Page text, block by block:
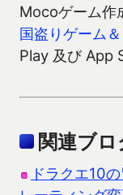
Mocoゲーム作
国盗りゲーム
Play 及び App
関連ブロ
ドラクエ10